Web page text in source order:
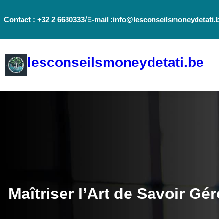
auContact : +32 2 6680333/E-mail
lesconseilsmoneydetati.be
Maîtriser l’Art de Savoir